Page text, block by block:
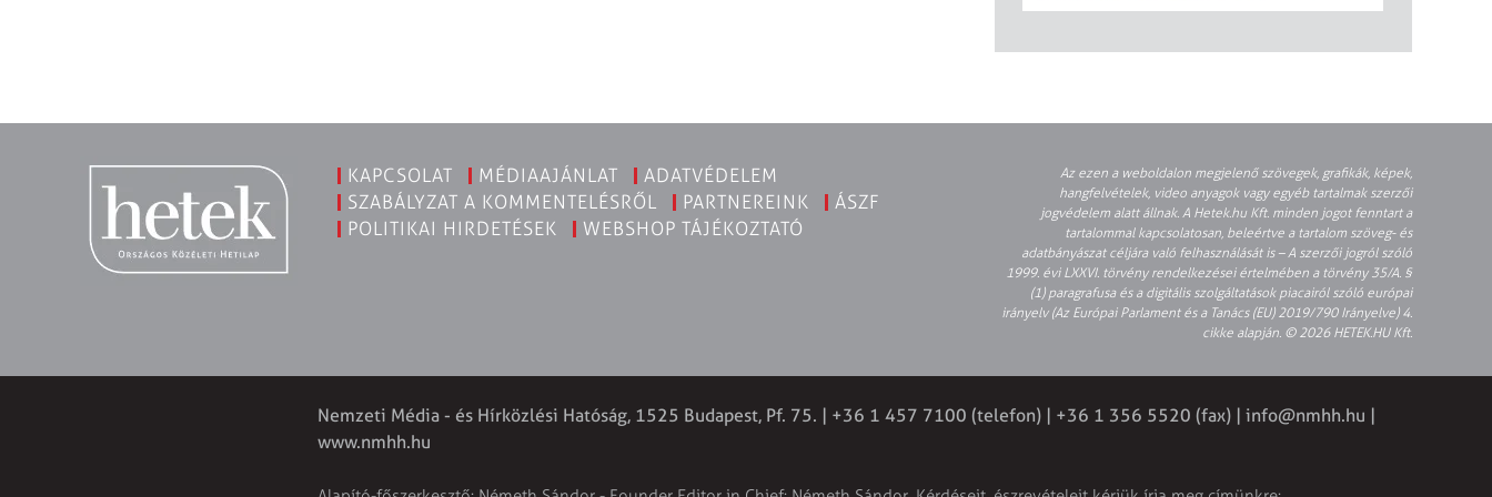
KAPCSOLAT MÉDIAAJÁNLAT
ADATVÉDELEM
SZABÁLYZAT A KOMMENTELÉSRŐL
PARTNEREINK
ÁSZF
POLITIKAI HIRDETÉSEK
WEBSHOP TÁJÉKOZTATÓ
Az ezen a weboldalon megjelenő szövegek, grafikák, képek,
hangfelvételek, video anyagok vagy egyéb tartalmak szerzői
jogvédelem alatt állnak. A Hetek.hu Kft. minden jogot fenntart a
tartalommal kapcsolatosan, beleértve a tartalom szöveg- és
adatbányászat céljára való felhasználását is – A szerzői jogról szóló
1999. évi LXXVI. törvény rendelkezései értelmében a törvény 35/A. §
(1) paragrafusa és a digitális szolgáltatások piacairól szóló európai
irányelv (Az Európai Parlament és a Tanács (EU) 2019/790 Irányelve) 4.
cikke alapján. © 2026 HETEK.HU Kft.
Nemzeti Média - és Hírközlési Hatóság, 1525 Budapest, Pf. 75. | +36 1 457 7100 (telefon) | +36 1 356 5520 (fax) | info@nmhh.hu
www.nmhh.hu